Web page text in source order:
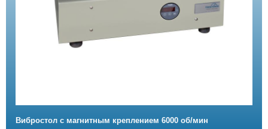
Вибростол с магнитным креплением 6000 об/мин